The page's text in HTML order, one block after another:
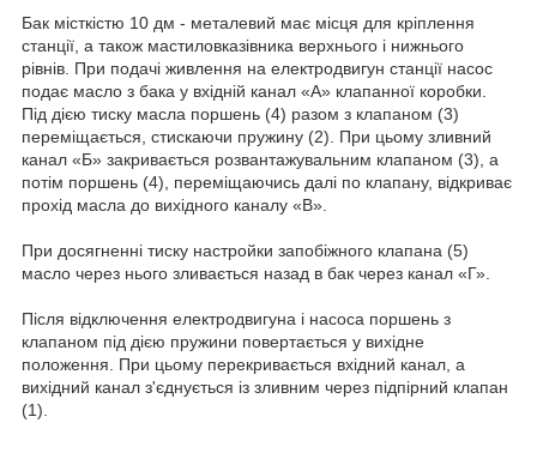
Бак місткістю 10 дм - металевий має місця для кріплення
станції, а також мастиловказівника верхнього і нижнього
рівнів. При подачі живлення на електродвигун станції насос
подає масло з бака у вхідній канал «А» клапанної коробки.
Під дією тиску масла поршень (4) разом з клапаном (3)
переміщається, стискаючи пружину (2). При цьому зливний
канал «Б» закривається розвантажувальним клапаном (3), а
потім поршень (4), переміщаючись далі по клапану, відкриває
прохід масла до вихідного каналу «В».
При досягненні тиску настройки запобіжного клапана (5)
масло через нього зливається назад в бак через канал «Г».
Після відключення електродвигуна і насоса поршень з
клапаном під дією пружини повертається у вихідне
положення. При цьому перекривається вхідний канал, а
вихідний канал з'єднується із зливним через підпірний клапан
(1).